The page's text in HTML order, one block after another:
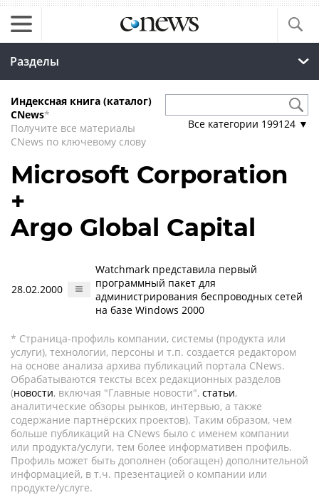
Разделы
Индексная книга (каталог)
CNews*
Получите все материалы
CNews по ключевому слову
Все категории 199124 ▼
Microsoft Corporation
+
Argo Global Capital
28.02.2000
Watchmark представила первый
программный пакет для
администрирования беспроводных сетей
на базе Windows 2000
* Страница-профиль компании, системы (продукта или
услуги), технологии, персоны и т.п. создается редактором
на основе анализа архива публикаций портала CNews.
Обрабатываются тексты всех редакционных разделов
(новости, включая "Главные новости", статьи,
аналитические обзоры рынков, интервью, а также
содержание партнёрских проектов). Таким образом, чем
больше публикаций на CNews было с именем компании
или продукта/услуги, тем более информативен профиль.
Профиль может быть дополнен (обогащен) дополнительной
информацией, в т.ч. презентацией о компании или
продукте/услуге.